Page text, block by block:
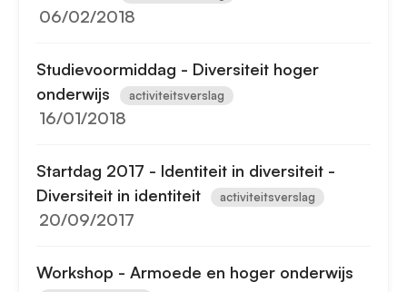
06/02/2018
Studievoormiddag - Diversiteit hoger
onderwijs
activiteitsverslag
16/01/2018
Startdag 2017 - Identiteit in diversiteit -
Diversiteit in identiteit
activiteitsverslag
20/09/2017
Workshop - Armoede en hoger onderwijs